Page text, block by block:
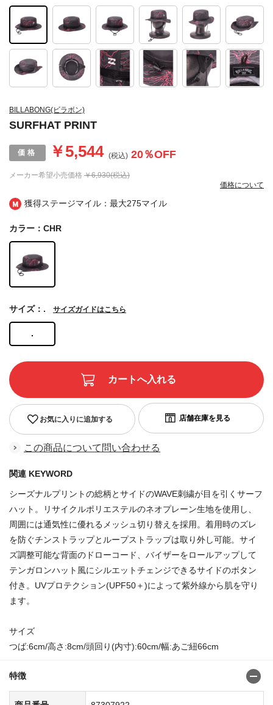
獲得ステージマイル：最大275マイル
BILLABONG(ビラボン)
SURFHAT PRINT
メーカー希望小売価格 ￥6,930(税込)
￥5,544 (税込) 20％OFF
価格について
カラー：CHR
.
サイズ：. サイズガイドはこちら
お気に入りに追加する
この商品について問い合わせる
関連 KEYWORD
シーズナルプリントの総柄とサイドのWAVE刺繍が目を引くサーフ
ハット。リサイクルポリエステルのネオプレーン生地を使用し、
周囲には通気性に優れるメッシュ切り替えを採用。着用時のズレ
を防ぐチンストラップとループストラップは取り外し可能。サイ
ズ調整可能な背面のドローコード、バイザーをロールアップして
テンガロンハット風にシルエットチェンジできるサイドのボタン
付き。UVプロテクション(UPF50＋)によって紫外線から肌を守り
ます。
サイズ
つば:6cm/高さ:8cm/頭回り(内寸):60cm/幅:あご紐66cm
特徴